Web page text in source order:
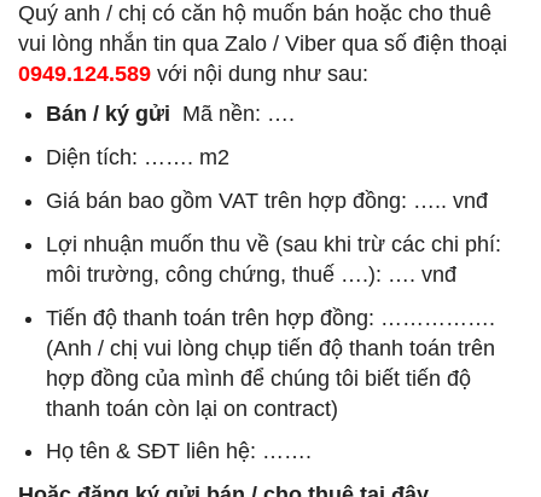
Quý anh / chị có căn hộ muốn bán hoặc cho thuê
vui lòng nhắn tin qua Zalo / Viber qua số điện thoại
0949.124.589 với nội dung như sau:
Bán / ký gửi Mã nền: ….
Diện tích: ……. m2
Giá bán bao gồm VAT trên hợp đồng: ….. vnđ
Lợi nhuận muốn thu về (sau khi trừ các chi phí:
môi trường, công chứng, thuế ….): …. vnđ
Tiến độ thanh toán trên hợp đồng: …………….
(Anh / chị vui lòng chụp tiến độ thanh toán trên
hợp đồng của mình để chúng tôi biết tiến độ
thanh toán còn lại on contract)
Họ tên & SĐT liên hệ: …….